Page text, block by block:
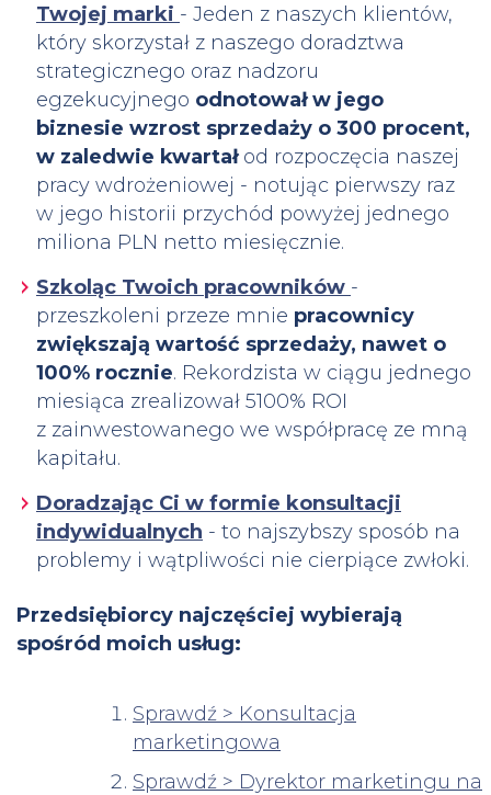
Twojej marki - Jeden z naszych klientów,
który skorzystał z naszego doradztwa
strategicznego oraz nadzoru
egzekucyjnego odnotował w jego
biznesie wzrost sprzedaży o 300 procent,
w zaledwie kwartałod rozpoczęcia naszej
pracy wdrożeniowej - notując pierwszy raz
w jego historii przychód powyżej jednego
miliona PLN netto miesięcznie.
Szkoląc Twoich pracowników -
przeszkoleni przeze mnie pracownicy
zwiększają wartość sprzedaży, nawet o
100% rocznie. Rekordzista w ciągu jednego
miesiąca zrealizował 5100% ROI
z zainwestowanego we współpracę ze mną
kapitału.
Doradzając Ci w formie konsultacji
indywidualnych - to najszybszy sposób na
problemy i wątpliwości nie cierpiące zwłoki.
Przedsiębiorcy najczęściej wybierają
spośród moich usług:
Sprawdź > Konsultacja
marketingowa
Sprawdź > Dyrektor marketingu na